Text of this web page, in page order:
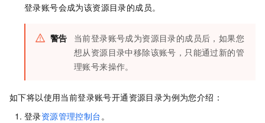
登录账号会成为该资源目录的成员。
警告
当前登录账号成为资源目录的成员后，如果您
想从资源目录中移除该账号，只能通过新的管
理账号来操作。
如下将以使用当前登录账号开通资源目录为例为您介绍：
登录资源管理控制台。